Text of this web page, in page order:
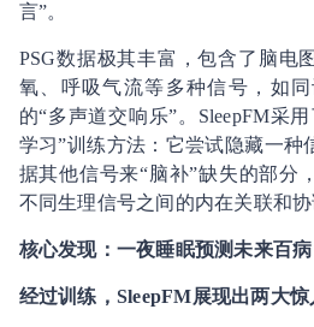
言”。
PSG数据极其丰富，包含了脑电
氧、呼吸气流等多种信号，如
的“多声道交响乐”。SleepFM采
学习”训练方法：它尝试隐藏一种
据其他信号来“脑补”缺失的部分
不同生理信号之间的内在关联和协
核心发现：一夜睡眠预测未来百病
经过训练，SleepFM展现出两大惊